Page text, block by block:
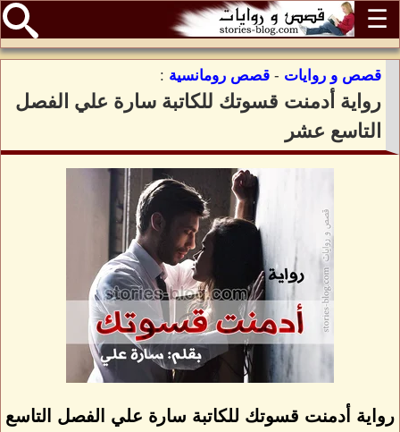
☰
قصص و روايات - قصص رومانسية :
رواية أدمنت قسوتك للكاتبة سارة علي الفصل
التاسع عشر
رواية أدمنت قسوتك للكاتبة سارة علي الفصل التاسع